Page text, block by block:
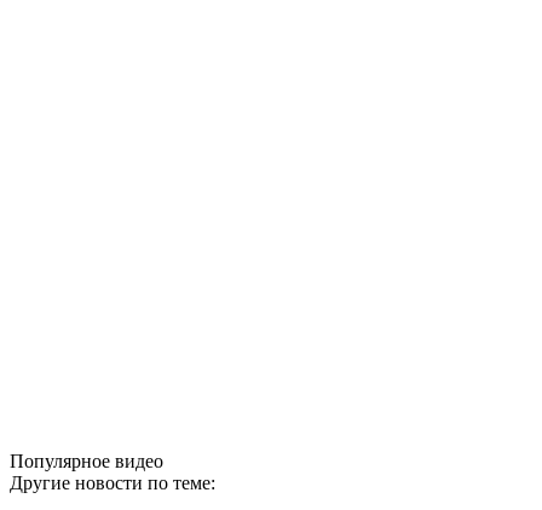
Популярное видео
Другие новости по теме: